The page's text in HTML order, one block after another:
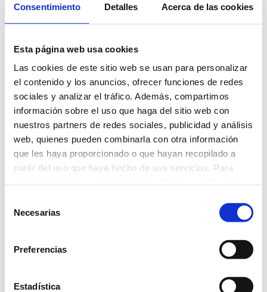
Consentimiento Detalles Acerca de las cookies
Esta página web usa cookies
Las cookies de este sitio web se usan para personalizar
el contenido y los anuncios, ofrecer funciones de redes
sociales y analizar el tráfico. Además, compartimos
información sobre el uso que haga del sitio web con
nuestros partners de redes sociales, publicidad y análisis
web, quienes pueden combinarla con otra información
que les haya proporcionado o que hayan recopilado a
partir del uso que haya hecho de sus servicios. Para
Necesarias
Preferencias
Estadística
Observatorio de Salud Pública de
Cantabria
Servicio de apoyo a la discapacidad